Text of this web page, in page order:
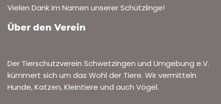
Vielen Dank im Namen unserer Schützlinge!
Über den Verein
Der Tierschutzverein Schwetzingen und Umgebung e.V.
kümmert sich um das Wohl der Tiere. Wir vermitteln
Hunde, Katzen, Kleintiere und auch Vögel.